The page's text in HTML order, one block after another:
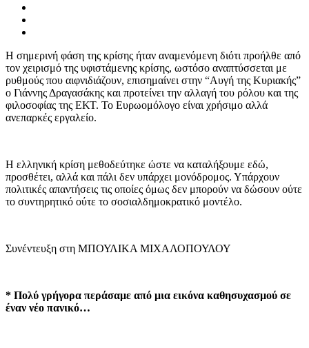
Η σημερινή φάση της κρίσης ήταν αναμενόμενη διότι προήλθε από
τον χειρισμό της υφιστάμενης κρίσης, ωστόσο αναπτύσσεται με
ρυθμούς που αιφνιδιάζουν, επισημαίνει στην “Αυγή της Κυριακής”
ο Γιάννης Δραγασάκης και προτείνει την αλλαγή του ρόλου και της
φιλοσοφίας της ΕΚΤ. Το Ευρωομόλογο είναι χρήσιμο αλλά
ανεπαρκές εργαλείο.
Η ελληνική κρίση μεθοδεύτηκε ώστε να καταλήξουμε εδώ,
προσθέτει, αλλά και πάλι δεν υπάρχει μονόδρομος. Υπάρχουν
πολιτικές απαντήσεις τις οποίες όμως δεν μπορούν να δώσουν ούτε
το συντηρητικό ούτε το σοσιαλδημοκρατικό μοντέλο.
Συνέντευξη στη ΜΠΟΥΛΙΚΑ ΜΙΧΑΛΟΠΟΥΛΟΥ
* Πολύ γρήγορα περάσαμε από μια εικόνα καθησυχασμού σε
έναν νέο πανικό…